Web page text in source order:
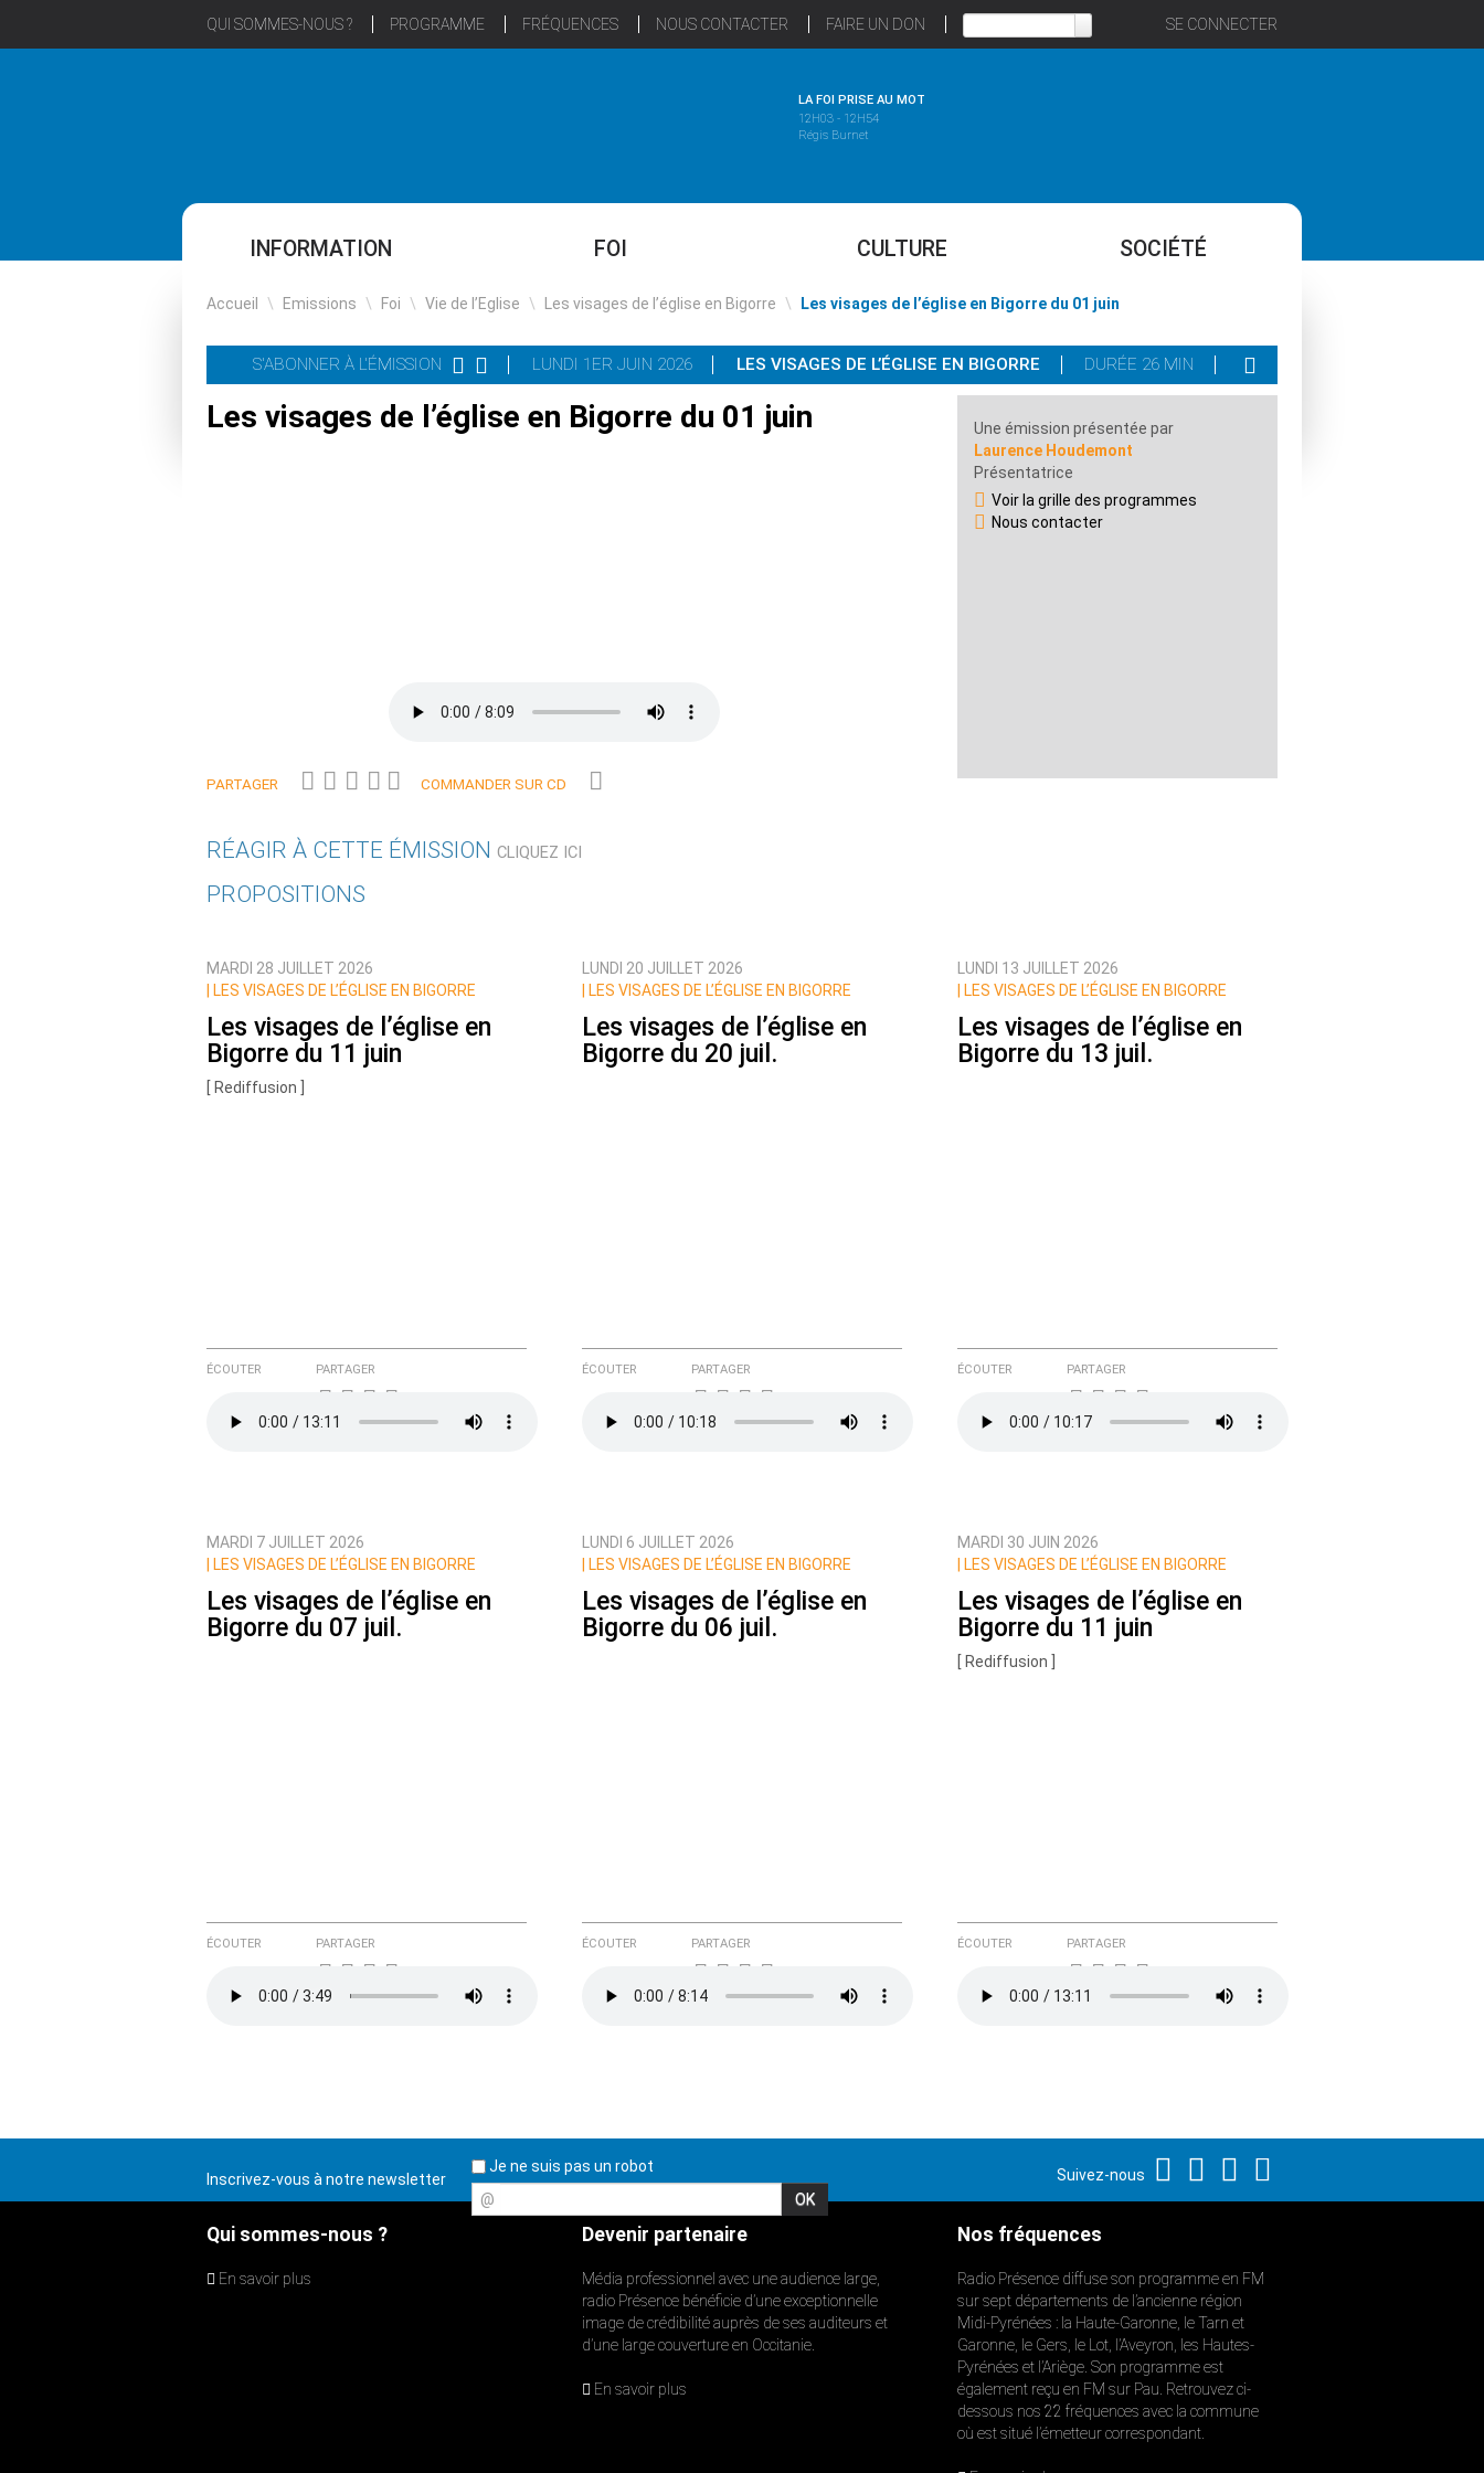
QUI SOMMES-NOUS ? PROGRAMME FRÉQUENCES NOUS CONTACTER FAIRE UN DON SE CONNECTER
LA FOI PRISE AU MOT
12H03 - 12H54
Régis Burnet
INFORMATION FOI CULTURE SOCIÉTÉ
Accueil \ Emissions \ Foi \ Vie de l’Eglise \ Les visages de l’église en Bigorre \ Les visages de l’église en Bigorre du 01 juin
S'ABONNER À L'ÉMISSION LUNDI 1ER JUIN 2026 LES VISAGES DE L’ÉGLISE EN BIGORRE DURÉE 26 MIN
Les visages de l’église en Bigorre du 01 juin
PARTAGER COMMANDER SUR CD
Une émission présentée par
Laurence Houdemont
Présentatrice
Voir la grille des programmes
Nous contacter
RÉAGIR À CETTE ÉMISSION CLIQUEZ ICI
Nom
Courriel (non publié)
Prévenez-moi de tous les nouveaux commentaires de cette discussion par email
PROPOSITIONS
MARDI 28 JUILLET 2026
LES VISAGES DE L’ÉGLISE EN BIGORRE
Les visages de l’église en
Bigorre du 11 juin
[ Rediffusion ]
ÉCOUTER PARTAGER
LUNDI 20 JUILLET 2026
LES VISAGES DE L’ÉGLISE EN BIGORRE
Les visages de l’église en
Bigorre du 20 juil.
ÉCOUTER PARTAGER
LUNDI 13 JUILLET 2026
LES VISAGES DE L’ÉGLISE EN BIGORRE
Les visages de l’église en
Bigorre du 13 juil.
ÉCOUTER PARTAGER
MARDI 7 JUILLET 2026
LES VISAGES DE L’ÉGLISE EN BIGORRE
Les visages de l’église en
Bigorre du 07 juil.
ÉCOUTER PARTAGER
LUNDI 6 JUILLET 2026
LES VISAGES DE L’ÉGLISE EN BIGORRE
Les visages de l’église en
Bigorre du 06 juil.
ÉCOUTER PARTAGER
MARDI 30 JUIN 2026
LES VISAGES DE L’ÉGLISE EN BIGORRE
Les visages de l’église en
Bigorre du 11 juin
[ Rediffusion ]
ÉCOUTER PARTAGER
Inscrivez-vous à notre newsletter
Je ne suis pas un robot
@
Suivez-nous
Qui sommes-nous ?
En savoir plus
Devenir partenaire
Média professionnel avec une audience large,
radio Présence bénéficie d’une exceptionnelle
image de crédibilité auprès de ses auditeurs et
d’une large couverture en Occitanie.
En savoir plus
Nos fréquences
Radio Présence diffuse son programme en FM
sur sept départements de l’ancienne région
Midi-Pyrénées : la Haute-Garonne, le Tarn et
Garonne, le Gers, le Lot, l’Aveyron, les Hautes-
Pyrénées et l’Ariège. Son programme est
également reçu en FM sur Pau. Retrouvez ci-
dessous nos 22 fréquences avec la commune
où est situé l’émetteur correspondant.